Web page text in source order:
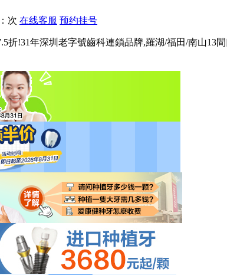
次 在线客服 预约挂号
折!31年深圳老字號齒科連鎖品牌,羅湖/福田/南山